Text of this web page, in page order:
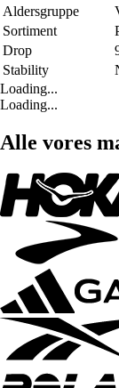
Aldersgruppe
Sortiment
Drop
Stability
Loading...
Loading...
Alle vores